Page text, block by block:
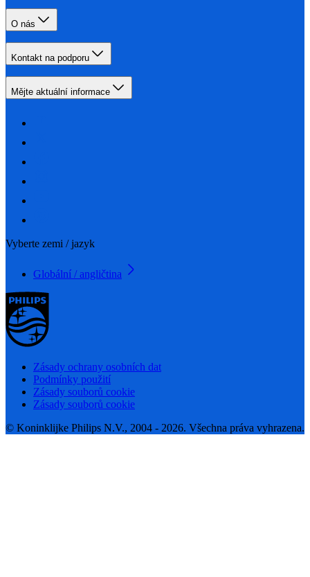
O nás
Kontakt na podporu
Mějte aktuální informace
Vyberte zemi / jazyk
Globální / angličtina
Zásady ochrany osobních dat
Podmínky použití
Zásady souborů cookie
Zásady souborů cookie
© Koninklijke Philips N.V., 2004 - 2026. Všechna práva vyhrazena.